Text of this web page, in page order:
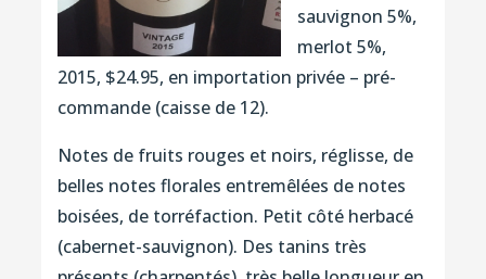
sauvignon 5%,
merlot 5%,
2015, $24.95, en importation privée – pré-
commande (caisse de 12).
Notes de fruits rouges et noirs, réglisse, de
belles notes florales entremêlées de notes
boisées, de torréfaction. Petit côté herbacé
(cabernet-sauvignon). Des tanins très